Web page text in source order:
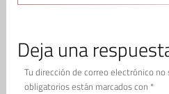
Deja una
Tu dirección de correo electrónico no
obligatorios están marcados con *